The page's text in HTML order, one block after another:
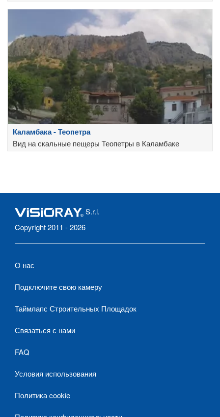
Каламбака - Теопетра
Вид на скальные пещеры Теопетры в Каламбаке
S.r.l.
Copyright 2011 - 2026
О нас
Подключите свою камеру
Таймлапс Строительных Площадок
Связаться с нами
FAQ
Условия использования
Политика cookie